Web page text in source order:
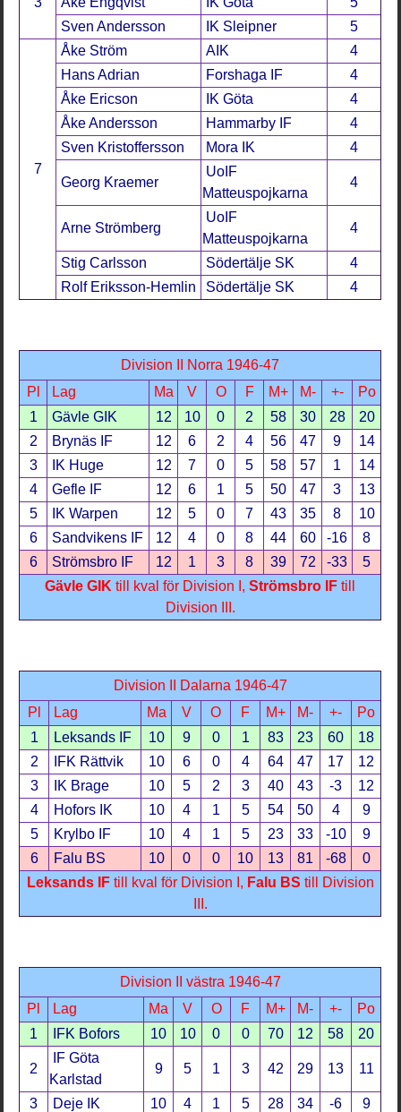
Sven Andersson
IK Sleipner 5
7
Åke Ström AIK
4
Hans Adrian
Forshaga IF
4
Åke Ericson
IK Göta
4
Åke Andersson
Hammarby IF
4
Sven Kristoffersson
Mora IK 4
Georg Kraemer
UoIF
Matteuspojkarna
4
Arne Strömberg
UoIF
Matteuspojkarna
4
Stig Carlsson Södertälje SK
4
Rolf Eriksson-Hemlin
Södertälje SK 4
Division II Norra 1946-47
Pl
Lag Ma V O F M+ M- +-
Po
1
Gävle GIK 12 10 0 2 58 30 28
20
2
Brynäs IF 12 6 2 4 56 47 9
14
3
IK Huge 12 7 0 5 58 57 1
14
4
Gefle IF 12 6 1 5 50 47 3
13
5
IK Warpen 12 5 0 7 43 35 8
10
6
Sandvikens IF 12 4 0 8 44 60 -16
8
6
Strömsbro IF 12 1 3 8 39 72 -33
5
Gävle GIK till kval för Division I,Strömsbro IF till
Division III.
Division II Dalarna 1946-47
Pl
Lag Ma V O F M+ M- +-
Po
1
Leksands IF 10 9 0 1 83 23 60
18
2
IFK Rättvik 10 6 0 4 64 47 17
12
3
IK Brage 10 5 2 3 40 43 -3
12
4
Hofors IK 10 4 1 5 54 50 4
9
5
Krylbo IF 10 4 1 5 23 33 -10
9
6
Falu BS 10 0 0 10 13 81 -68
0
Leksands IFtill kval för Division I, Falu BS till Division
III.
Division II västra 1946-47
Pl
Lag Ma V O F M+ M- +-
Po
1
IFK Bofors 10 10 0 0 70 12 58 20
2
IF Göta
Karlstad
9 5 1 3 42 29 13 11
3 Deje IK 10 4 1 5 28 34 -6 9